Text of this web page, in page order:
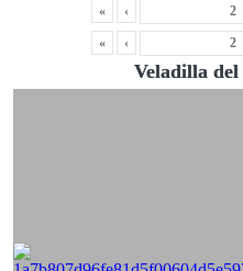
« ‹
« ‹
Veladilla